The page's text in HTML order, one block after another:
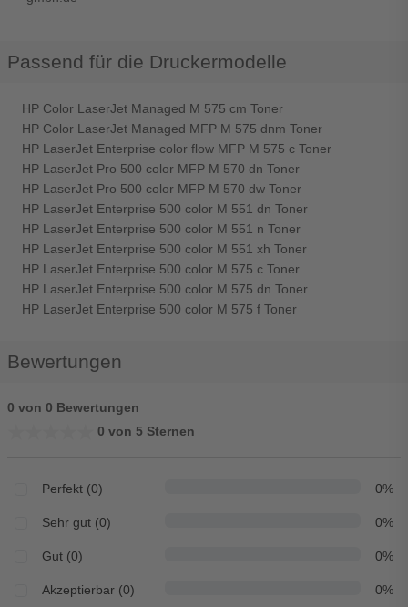
Passend für die Druckermodelle
HP Color LaserJet Managed M 575 cm Toner
HP Color LaserJet Managed MFP M 575 dnm Toner
HP LaserJet Enterprise color flow MFP M 575 c Toner
HP LaserJet Pro 500 color MFP M 570 dn Toner
HP LaserJet Pro 500 color MFP M 570 dw Toner
HP LaserJet Enterprise 500 color M 551 dn Toner
HP LaserJet Enterprise 500 color M 551 n Toner
HP LaserJet Enterprise 500 color M 551 xh Toner
HP LaserJet Enterprise 500 color M 575 c Toner
HP LaserJet Enterprise 500 color M 575 dn Toner
HP LaserJet Enterprise 500 color M 575 f Toner
Bewertungen
0 von 0 Bewertungen
0 von 5 Sternen
Perfekt (0) 0%
Sehr gut (0) 0%
Gut (0) 0%
Akzeptierbar (0) 0%